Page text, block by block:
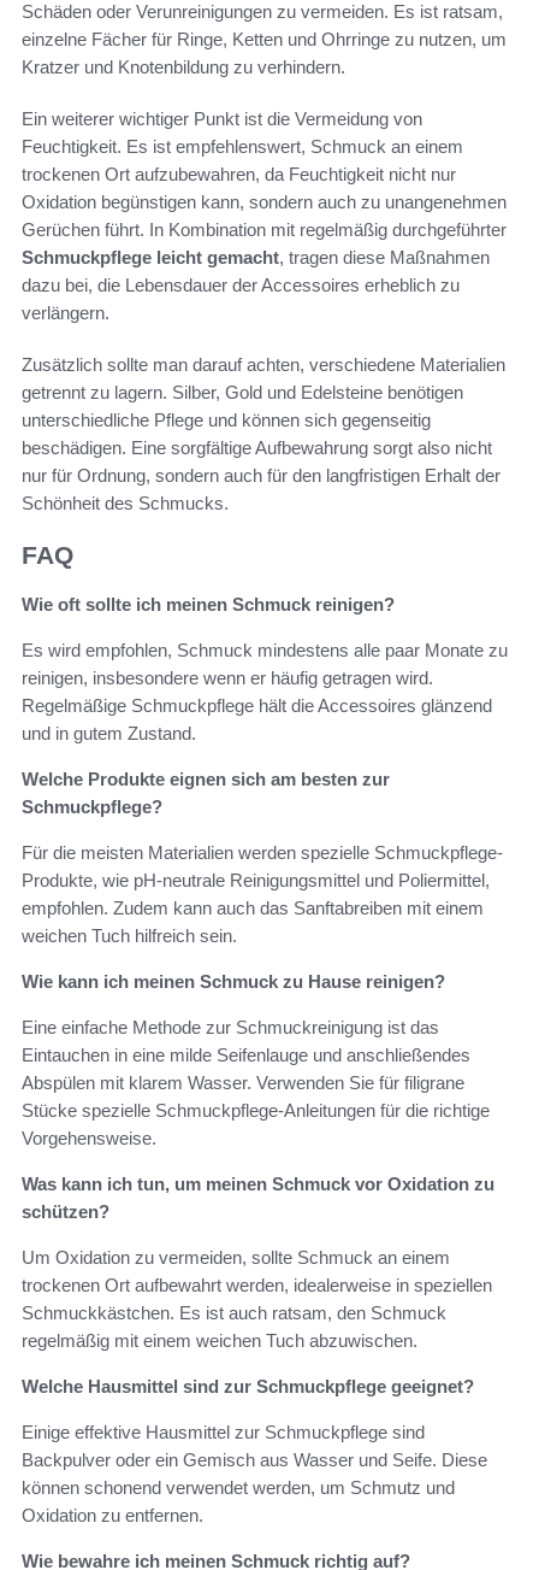
Schäden oder Verunreinigungen zu vermeiden. Es ist ratsam,
einzelne Fächer für Ringe, Ketten und Ohrringe zu nutzen, um
Kratzer und Knotenbildung zu verhindern.
Ein weiterer wichtiger Punkt ist die Vermeidung von
Feuchtigkeit. Es ist empfehlenswert, Schmuck an einem
trockenen Ort aufzubewahren, da Feuchtigkeit nicht nur
Oxidation begünstigen kann, sondern auch zu unangenehmen
Gerüchen führt. In Kombination mit regelmäßig durchgeführter
Schmuckpflege leicht gemacht, tragen diese Maßnahmen
dazu bei, die Lebensdauer der Accessoires erheblich zu
verlängern.
Zusätzlich sollte man darauf achten, verschiedene Materialien
getrennt zu lagern. Silber, Gold und Edelsteine benötigen
unterschiedliche Pflege und können sich gegenseitig
beschädigen. Eine sorgfältige Aufbewahrung sorgt also nicht
nur für Ordnung, sondern auch für den langfristigen Erhalt der
Schönheit des Schmucks.
FAQ
Wie oft sollte ich meinen Schmuck reinigen?
Es wird empfohlen, Schmuck mindestens alle paar Monate zu
reinigen, insbesondere wenn er häufig getragen wird.
Regelmäßige Schmuckpflege hält die Accessoires glänzend
und in gutem Zustand.
Welche Produkte eignen sich am besten zur
Schmuckpflege?
Für die meisten Materialien werden spezielle Schmuckpflege-
Produkte, wie pH-neutrale Reinigungsmittel und Poliermittel,
empfohlen. Zudem kann auch das Sanftabreiben mit einem
weichen Tuch hilfreich sein.
Wie kann ich meinen Schmuck zu Hause reinigen?
Eine einfache Methode zur Schmuckreinigung ist das
Eintauchen in eine milde Seifenlauge und anschließendes
Abspülen mit klarem Wasser. Verwenden Sie für filigrane
Stücke spezielle Schmuckpflege-Anleitungen für die richtige
Vorgehensweise.
Was kann ich tun, um meinen Schmuck vor Oxidation zu
schützen?
Um Oxidation zu vermeiden, sollte Schmuck an einem
trockenen Ort aufbewahrt werden, idealerweise in speziellen
Schmuckkästchen. Es ist auch ratsam, den Schmuck
regelmäßig mit einem weichen Tuch abzuwischen.
Welche Hausmittel sind zur Schmuckpflege geeignet?
Einige effektive Hausmittel zur Schmuckpflege sind
Backpulver oder ein Gemisch aus Wasser und Seife. Diese
können schonend verwendet werden, um Schmutz und
Oxidation zu entfernen.
Wie bewahre ich meinen Schmuck richtig auf?